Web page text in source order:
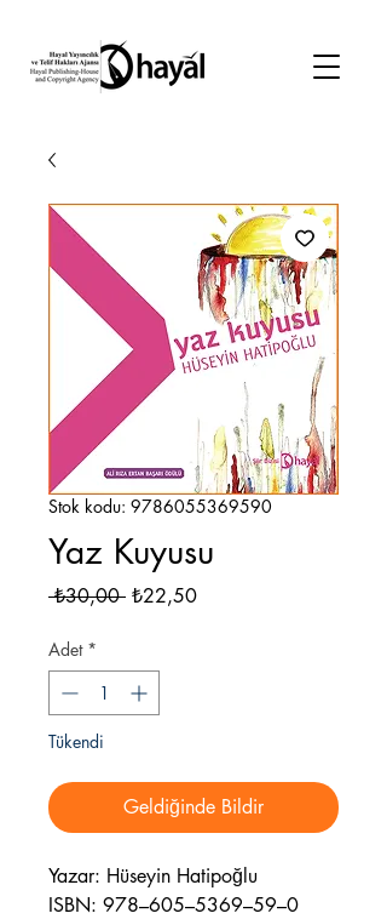
Stok kodu: 9786055369590
Yaz Kuyusu
₺30,00 Normal
₺22,50İndirimli
Adet *
Tükendi
Geldiğinde Bildir
Yazar: Hüseyin Hatipoğlu
ISBN: 978–605–5369–59–0